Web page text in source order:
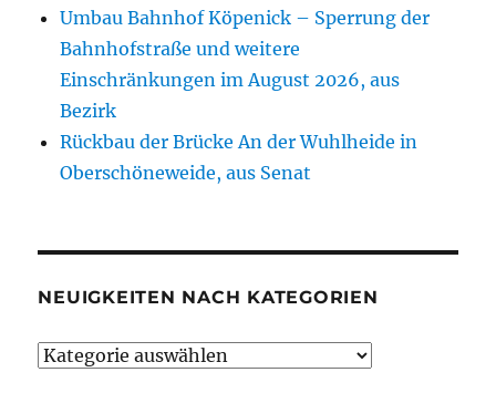
Umbau Bahnhof Köpenick – Sperrung der
Bahnhofstraße und weitere
Einschränkungen im August 2026, aus
Bezirk
Rückbau der Brücke An der Wuhlheide in
Oberschöneweide, aus Senat
NEUIGKEITEN NACH KATEGORIEN
Neuigkeiten